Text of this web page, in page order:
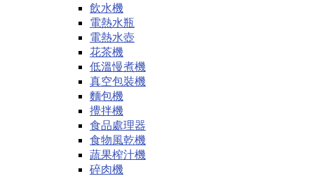
飲水機
電熱水瓶
電熱水壺
花茶機
低溫慢煮機
真空包裝機
麵包機
攪拌機
食品處理器
食物風乾機
蔬果榨汁機
碎肉機